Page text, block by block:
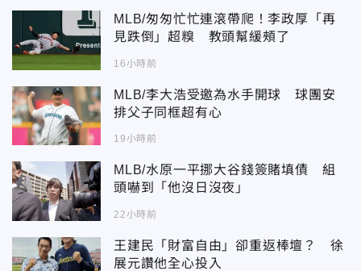
MLB/匆匆忙忙連滾帶爬！李政厚「再
見跌倒」超糗 教頭幫緩頰了
16小時前
MLB/李大浩受邀為水手開球 球團安
排父子同框超有心
19小時前
MLB/水原一平挪大谷錢簽賭填債 組
頭嚇到「他沒日沒夜」
22小時前
王建民「財富自由」卻重返棒壇？ 徐
展元讚他全心投入